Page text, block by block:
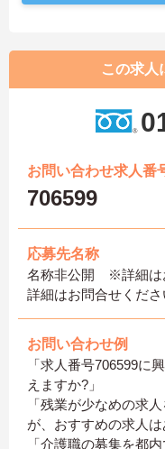
この求人
お問い合わせ求人番
706599
応募先名称
名称非公開 ※詳細は
詳細はお問合せくださ
お問い合わせ例
「求人番号706599に
えますか?」
「残業が少なめの求
が、おすすめの求人は
「介護職の募集を都